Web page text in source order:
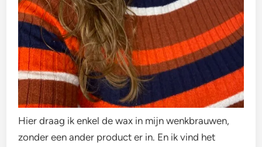
Hier draag ik enkel de wax in mijn wenkbrauwen,
zonder een ander product er in. En ik vind het